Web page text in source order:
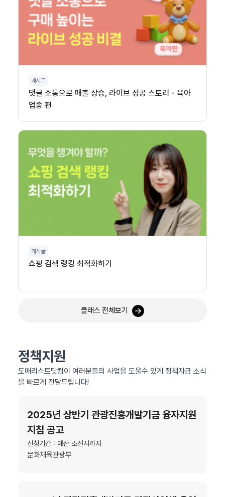
게시글
댓글 소통으로 매출 상승, 라이브 성공 스토리 - 육아
업종 편
게시글
쇼핑 검색 랭킹 최적화하기
클래스 전체보기
정책지원
도매리스트닷컴이 여러분들의 사업을 도울수 있게 정책자금 소식
을 빠르게 전달드립니다!
2025년 상반기 관광진흥개발기금 융자지원
지침 공고
신청기간 : 예산 소진시까지
문화체육관광부